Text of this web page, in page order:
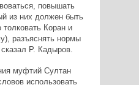
повышать
из них должен быть
толковать Коран и
разъяснять нормы
Р. Кадыров.
муфтий Султан
использовать